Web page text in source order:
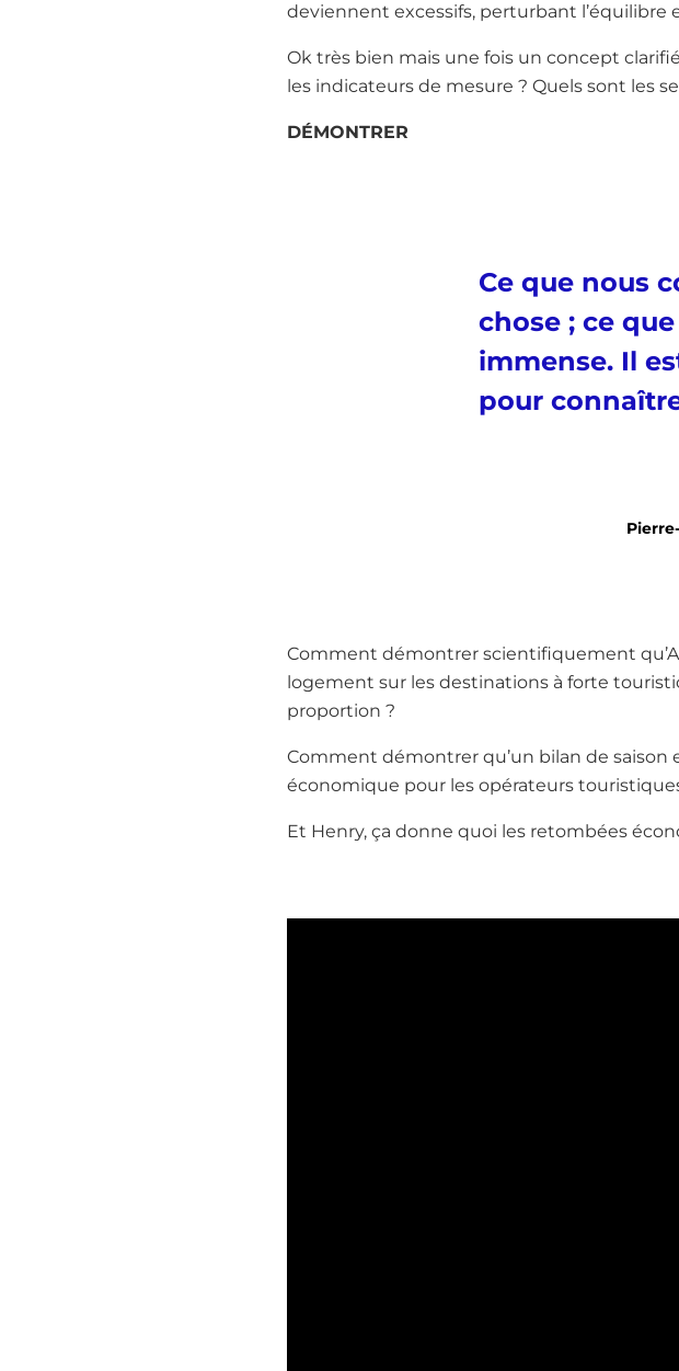
deviennent excessifs, perturbant
Ok très bien mais une fois un concept
les indicateurs de mesure ? Quels sont les
DÉMONTRER
Ce que nous
chose ; ce
immense. Il
pour
Comment démontrer scientifiquement
logement sur les destinations à forte
proportion ?
Comment démontrer qu’un bilan de
économique pour les opérateurs
Et Henry, ça donne quoi les retombées